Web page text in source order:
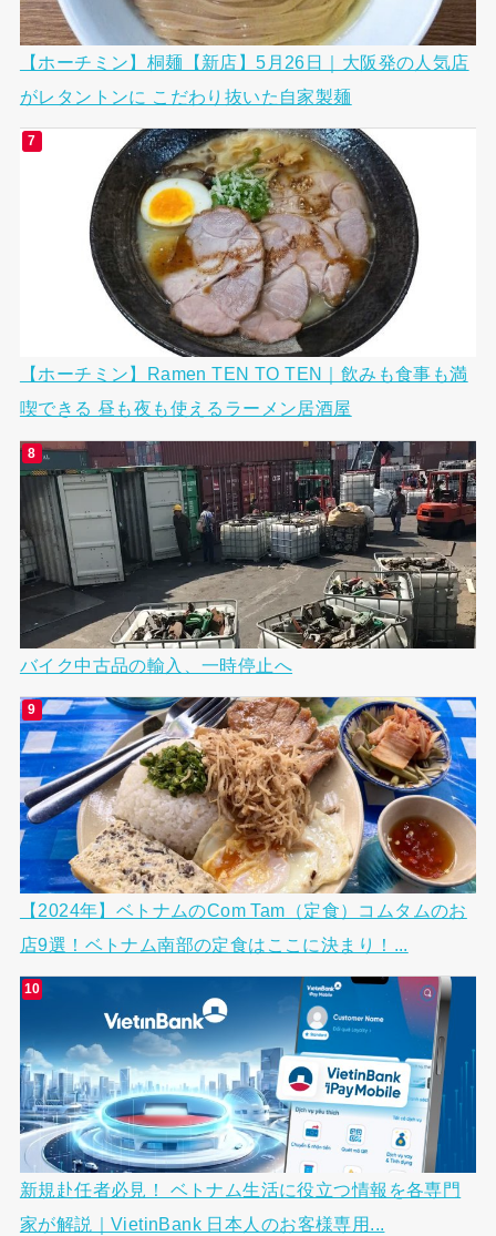
【ホーチミン】桐麺【新店】5月26日｜大阪発の人気店
がレタントンに こだわり抜いた自家製麺
【ホーチミン】Ramen TEN TO TEN｜飲みも食事も満
喫できる 昼も夜も使えるラーメン居酒屋
バイク中古品の輸入、一時停止へ
【2024年】ベトナムのCom Tam（定食）コムタムのお
店9選！ベトナム南部の定食はここに決まり！...
新規赴任者必見！ ベトナム生活に役立つ情報を各専門
家が解説｜VietinBank 日本人のお客様専用...